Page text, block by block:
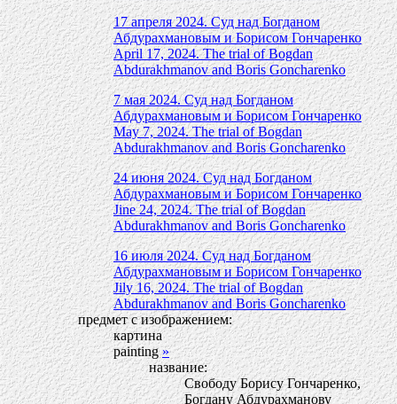
17 апреля 2024. Суд над Богданом
Абдурахмановым и Борисом Гончаренко
April 17, 2024. The trial of Bogdan
Abdurakhmanov and Boris Goncharenko
7 мая 2024. Суд над Богданом
Абдурахмановым и Борисом Гончаренко
May 7, 2024. The trial of Bogdan
Abdurakhmanov and Boris Goncharenko
24 июня 2024. Суд над Богданом
Абдурахмановым и Борисом Гончаренко
Jine 24, 2024. The trial of Bogdan
Abdurakhmanov and Boris Goncharenko
16 июля 2024. Суд над Богданом
Абдурахмановым и Борисом Гончаренко
Jily 16, 2024. The trial of Bogdan
Abdurakhmanov and Boris Goncharenko
предмет с изображением:
картина
painting»
название:
Свободу Борису Гончаренко,
Богдану Абдурахманову